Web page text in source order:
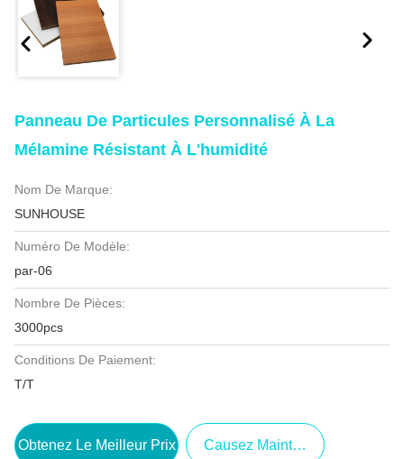
Panneau De Particules Personnalisé À La
Mélamine Résistant À L'humidité
Nom De Marque:
SUNHOUSE
Numéro De Modèle:
par-06
Nombre De Pièces:
3000pcs
Conditions De Paiement:
T/T
Obtenez Le Meilleur Prix Causez Maintenant